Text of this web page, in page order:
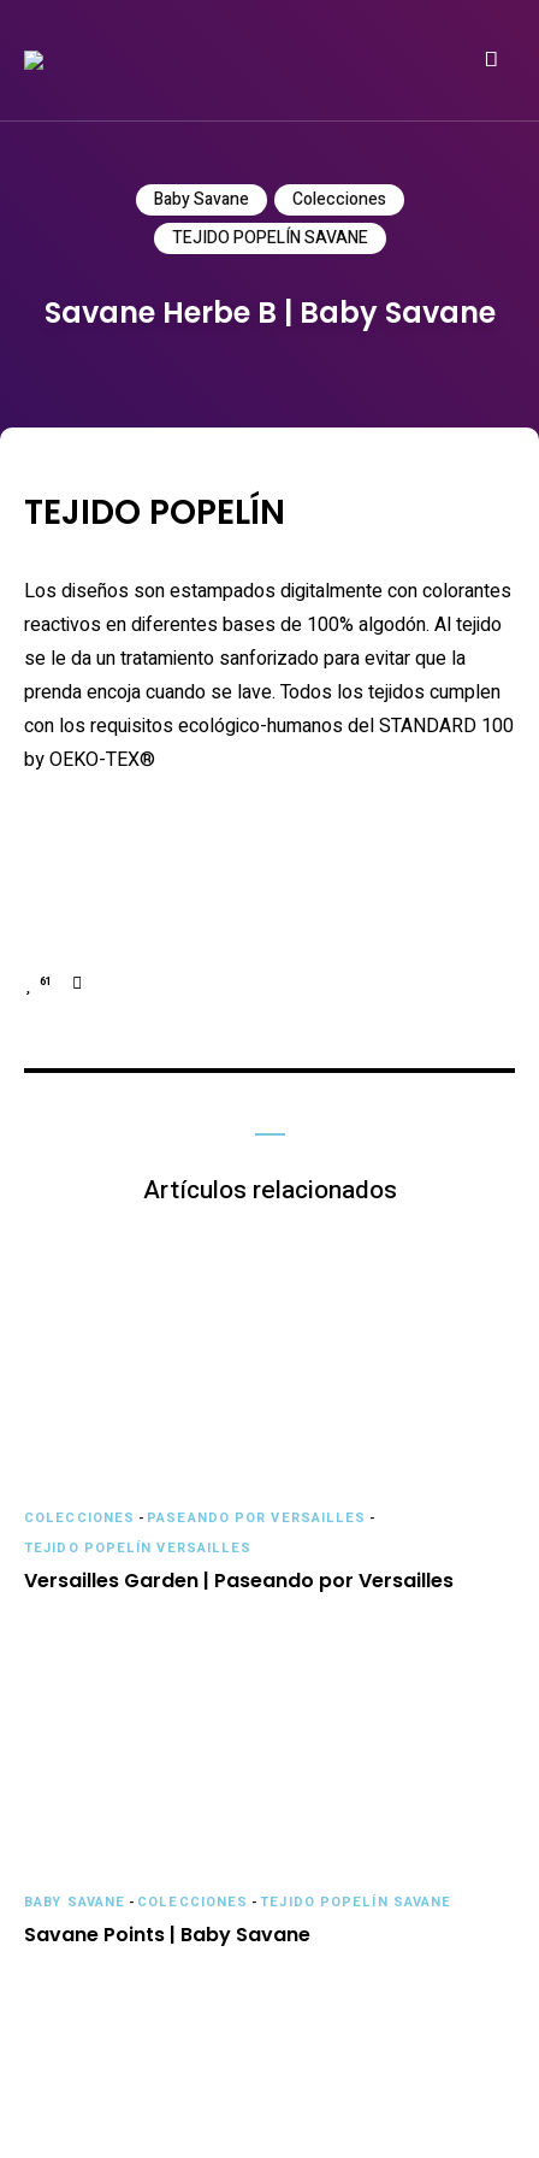
Do it yourself
Baby Savane
Colecciones
TEJIDO POPELÍN SAVANE
Savane Herbe B | Baby Savane
TEJIDO POPELÍN
Los diseños son estampados digitalmente con colorantes
reactivos en diferentes bases de 100% algodón. Al tejido
se le da un tratamiento sanforizado para evitar que la
prenda encoja cuando se lave. Todos los tejidos cumplen
con los requisitos ecológico-humanos del STANDARD 100
by OEKO-TEX®
61
Artículos relacionados
COLECCIONES - PASEANDO POR VERSAILLES -
TEJIDO POPELÍN VERSAILLES
Versailles Garden | Paseando por Versailles
BABY SAVANE - COLECCIONES -TEJIDO POPELÍN SAVANE
Savane Points | Baby Savane